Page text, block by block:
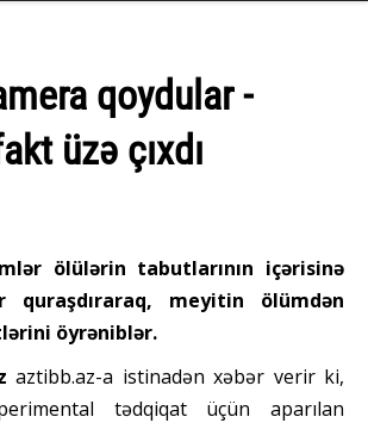
qoydular -
üzə çıxdı
ölülərin tabutlarının içərisinə
quraşdıraraq, meyitin ölümdən
öyrəniblər.
aztibb.az-a istinadən xəbər verir ki,
tədqiqat üçün aparılan